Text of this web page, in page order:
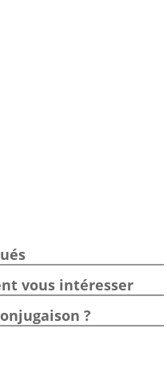
vous intéresser
?